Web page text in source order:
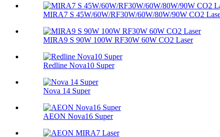
MIRA7 S 45W/60W/RF30W/60W/80W/90W CO2
MIRA9 S 90W 100W RF30W 60W CO2 Laser
Redline Nova10 Super
Nova 14 Super
AEON Nova16 Super